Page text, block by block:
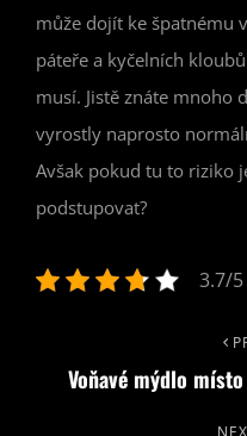
může dojít ke špatnému
páteře a kyčelních
musí. Jistě znáte mnoho
vyrostly naprosto
Avšak pokud tu to riziko
podstupovat?
3.7/
pro
PostVoňavé mýdlo